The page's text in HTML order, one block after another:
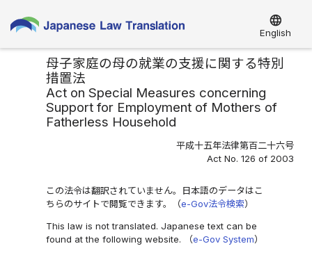
language
English
母子家庭の母の就業の支援に関する特別
措置法
Act on Special Measures concerning
Support for Employment of Mothers of
Fatherless Household
平成十五年法律第百二十六号
Act No. 126 of 2003
この法令は翻訳されていません。日本語のデータはこ
ちらのサイトで閲覧できます。（e-Gov法令検索）
This law is not translated. Japanese text can be
found at the following website. （e-Gov System）